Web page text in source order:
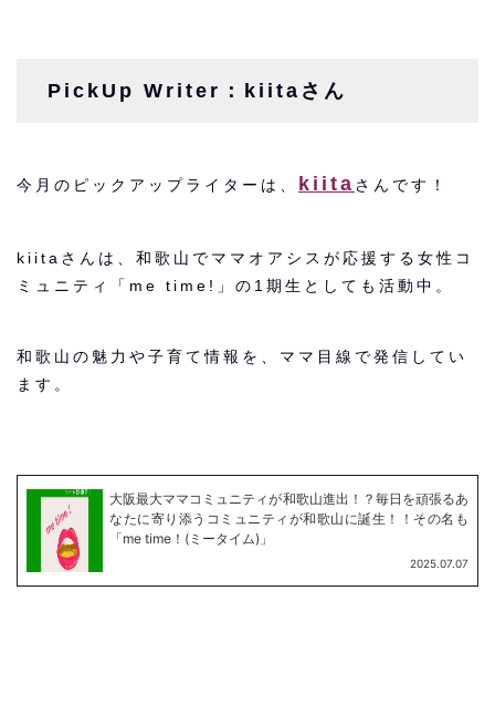
PickUp Writer：kiitaさん
今月のピックアップライターは、 kiita さんです！
kiitaさんは、和歌山でママオアシスが応援する女性コ
ミュニティ「me time!」の1期生としても活動中。
和歌山の魅力や子育て情報を、ママ目線で発信してい
ます。